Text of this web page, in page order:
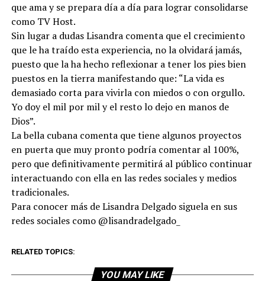
que ama y se prepara día a día para lograr consolidarse
como TV Host.
Sin lugar a dudas Lisandra comenta que el crecimiento
que le ha traído esta experiencia, no la olvidará jamás,
puesto que la ha hecho reflexionar a tener los pies bien
puestos en la tierra manifestando que: “La vida es
demasiado corta para vivirla con miedos o con orgullo.
Yo doy el mil por mil y el resto lo dejo en manos de
Dios”.
La bella cubana comenta que tiene algunos proyectos
en puerta que muy pronto podría comentar al 100%,
pero que definitivamente permitirá al público continuar
interactuando con ella en las redes sociales y medios
tradicionales.
Para conocer más de Lisandra Delgado siguela en sus
redes sociales como @lisandradelgado_
RELATED TOPICS:
YOU MAY LIKE